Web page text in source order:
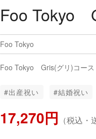
Foo Tokyo
Foo Tokyo
Foo Tokyo Gris(グリ)コース
#出産祝い #結婚祝い
17,270円 （税込・